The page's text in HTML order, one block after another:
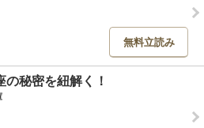
無料立読み
秘密を紐解く！